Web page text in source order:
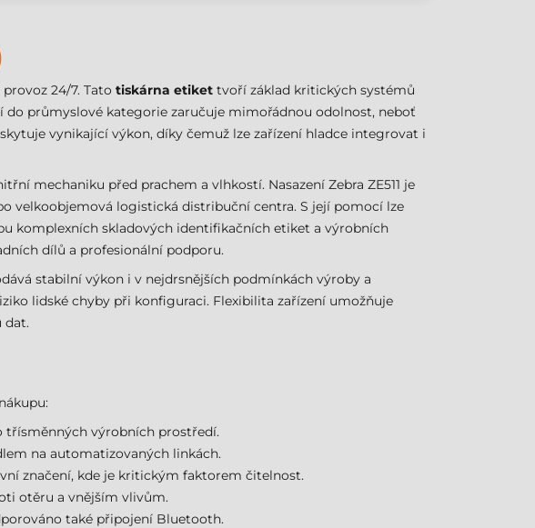
24/7. Tato tiskárna etiket tvoří základ kritických systémů
do průmyslové kategorie zaručuje mimořádnou odolnost, neboť
vynikající výkon, díky čemuž lze zařízení hladce integrovat i
mechaniku před prachem a vlhkostí. Nasazení Zebra ZE511 je
velkoobjemová logistická distribuční centra. S její pomocí lze
komplexních skladových identifikačních etiket a výrobních
dílů a profesionální podporu.
stabilní výkon i v nejdrsnějších podmínkách výroby a
lidské chyby při konfiguraci. Flexibilita zařízení umožňuje
dat.
třísměnných výrobních prostředí.
na automatizovaných linkách.
značení, kde je kritickým faktorem čitelnost.
otěru a vnějším vlivům.
také připojení Bluetooth.